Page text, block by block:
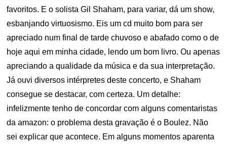
favoritos. E o solista Gil Shaham, para variar, dá um show,
esbanjando virtuosismo. Eis um cd muito bom para ser
apreciado num final de tarde chuvoso e abafado como o de
hoje aqui em minha cidade, lendo um bom livro. Ou apenas
apreciando a qualidade da música e da sua interpretação.
Já ouvi diversos intérpretes deste concerto, e Shaham
consegue se destacar, com certeza. Um detalhe:
infelizmente tenho de concordar com alguns comentaristas
da amazon: o problema desta gravação é o Boulez. Não
sei explicar que acontece. Em alguns momentos aparenta